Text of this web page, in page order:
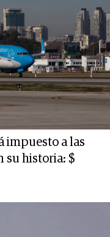
impuesto a las
su historia: $